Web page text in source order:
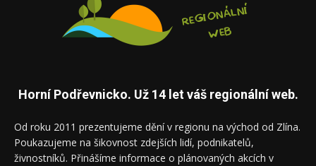
Horní Podřevnicko. Už 14 let váš regionální web.
Od roku 2011 prezentujeme dění v regionu na východ od Zlína.
Poukazujeme na šikovnost zdejších lidí, podnikatelů,
živnostníků. Přinášíme informace o plánovaných akcích v